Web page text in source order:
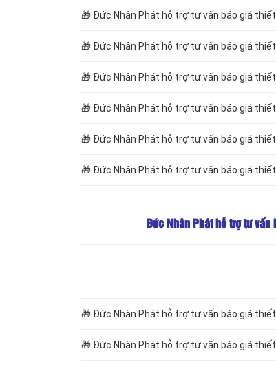
🎁 Đức Nhân Phát hỗ trợ tư vấn báo giá
🎁 Đức Nhân Phát hỗ trợ tư vấn báo giá
🎁 Đức Nhân Phát hỗ trợ tư vấn báo giá
🎁 Đức Nhân Phát hỗ trợ tư vấn báo giá
🎁 Đức Nhân Phát hỗ trợ tư vấn báo giá
🎁 Đức Nhân Phát hỗ trợ tư vấn báo giá
Đức Nhân Phát hỗ trợ tư vấn
🎁 Đức Nhân Phát hỗ trợ tư vấn báo giá
🎁 Đức Nhân Phát hỗ trợ tư vấn báo giá